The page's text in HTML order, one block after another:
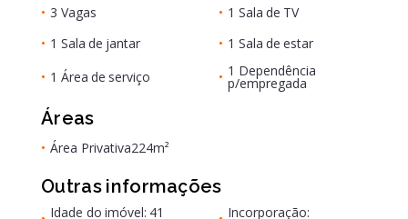
• 3 Vagas • 1 Sala de TV
• 1 Sala de jantar • 1 Sala de estar
• 1 Área de serviço • 1 Dependência
p/empregada
Áreas
• Área Privativa224m²
Outras informações
Idade do imóvel: 41 Incorporação: